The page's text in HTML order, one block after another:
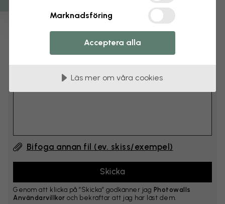
Lägg till kommentar
Kommentar #1
Bifoga annan fil (ev. skiss/exempel)
Genom att klicka på ”Skicka” godkänner jag Photowalls
Användarvillkor och bekräftar att jag har läst dem.
Marknadsföring
Acceptera alla
Läs mer om våra cookies